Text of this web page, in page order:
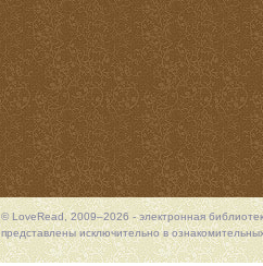
© LoveRead, 2009–2026 - электронная
представлены исключительно в